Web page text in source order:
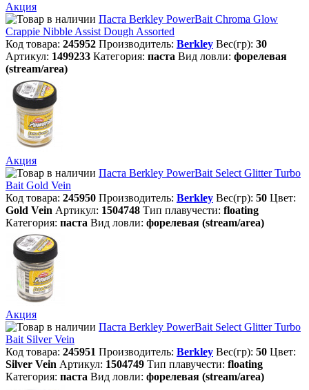
Акция
Паста Berkley PowerBait Chroma Glow
Crappie Nibble Assist Dough Assorted
Код товара: 245952 Производитель: Berkley Вес(гр): 30
Артикул: 1499233 Категория: паста Вид ловли: форелевая
(stream/area)
Акция
Паста Berkley PowerBait Select Glitter Turbo
Bait Gold Vein
Код товара: 245950 Производитель: Berkley Вес(гр): 50 Цвет:
Gold Vein Артикул: 1504748 Тип плавучести: floating
Категория: паста Вид ловли: форелевая (stream/area)
Акция
Паста Berkley PowerBait Select Glitter Turbo
Bait Silver Vein
Код товара: 245951 Производитель: Berkley Вес(гр): 50 Цвет:
Silver Vein Артикул: 1504749 Тип плавучести: floating
Категория: паста Вид ловли: форелевая (stream/area)